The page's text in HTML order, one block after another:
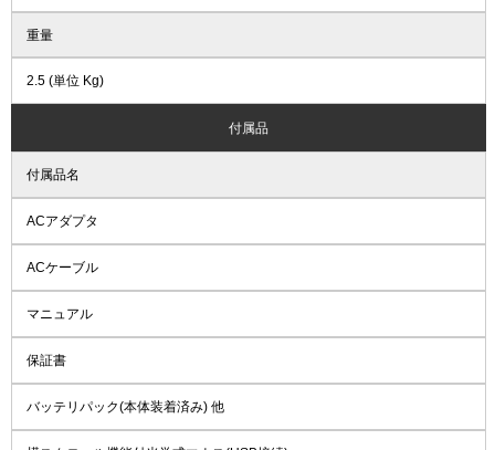
重量
2.5 (単位 Kg)
付属品
付属品名
ACアダプタ
ACケーブル
マニュアル
保証書
バッテリパック(本体装着済み) 他